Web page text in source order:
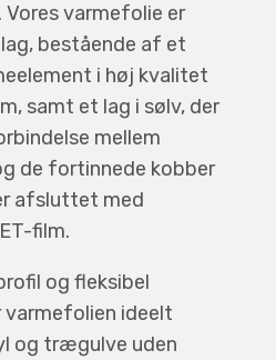
Vores varmefolie er
bestående af et
i høj kvalitet
samt et lag i sølv, der
mellem
de fortinnede kobber
afsluttet med
film.
og fleksibel
varmefolien ideelt
og trægulve uden